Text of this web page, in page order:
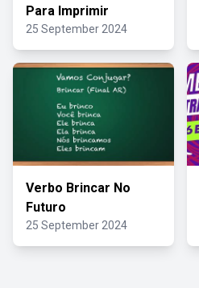
Para Imprimir
25 September 2024
Verbo Brincar No
Futuro
25 September 2024